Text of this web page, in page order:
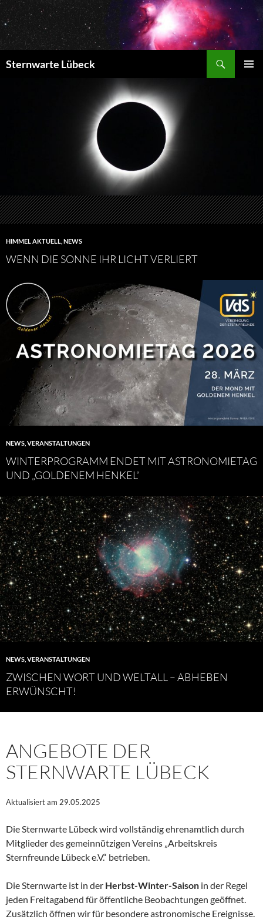
Zum
Inhalt
springen
Sternwarte Lübeck
HIMMEL AKTUELL NEWS
WENN DIE SONNE IHR LICHT VERLIERT
NEWS VERANSTALTUNGEN
WINTERPROGRAMM ENDET MIT ASTRONOMIETAG
UND „GOLDENEM HENKEL“
NEWS VERANSTALTUNGEN
ZWISCHEN WORT UND WELTALL – ABHEBEN
ERWÜNSCHT!
ANGEBOTE DER
STERNWARTE LÜBECK
Aktualisiert am 29.05.2025
Die Sternwarte Lübeck wird vollständig ehrenamtlich durch
Mitglieder des gemeinnützigen Vereins „Arbeitskreis
Sternfreunde Lübeck e.V.“ betrieben.
Die Sternwarte ist in der Herbst-Winter-Saison in der Regel
jeden Freitagabend für öffentliche Beobachtungen geöffnet.
Zusätzlich öffnen wir für besondere astronomische Ereignisse.